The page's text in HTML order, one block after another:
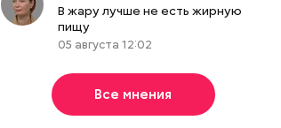
В жару лучше не есть жирную
пищу
05 августа 12:02
Все мнения